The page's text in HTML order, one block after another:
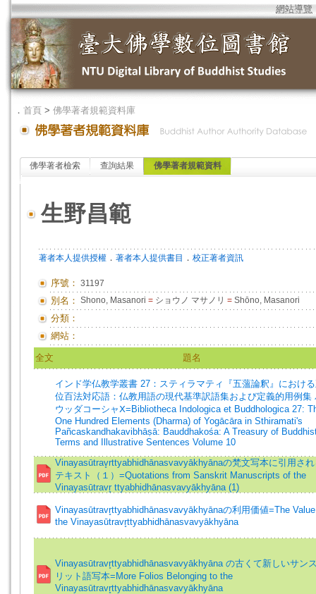
網站導覽
． 首頁 > 佛學著者規範資料庫
佛學著者檢索 查詢結果 佛學著者規範資料
生野昌範
著者本人提供授權 ． 著者本人提供書目 ． 校正著者資訊
序號： 31197
別名： Shono, Masanori = ショウノ マサノリ = Shōno, Masanori
分類：
網站：
全文 題名
インド学仏教学叢書 27：スティラマティ『五薀論釈』におけ
位百法対応語：仏教用語の現代基準訳語集および定義的用例集
ウッダコーシャⅩ=Bibliotheca Indologica et Buddhologica 27:
One Hundred Elements (Dharma) of Yogācāra in Sthiramati's
Pañcaskandhakavibhāṣā: Bauddhakośa: A Treasury of
Terms and Illustrative Sentences Volume 10
Vinayasūtrav̥rttyabhidhānasvavyākhyānaの梵文写本に引用さ
テキスト（１）=Quotations from Sanskrit Manuscripts of the
Vinayasūtravr̥ ttyabhidhānasvavyākhyāna (1)
Vinayasūtravr̥ttyabhidhānasvavyākhyānaの利用価値=The
the Vinayasūtravr̥ttyabhidhānasvavyākhyāna
Vinayasūtravr̥ttyabhidhānasvavyākhyāna の古くて新しいサン
リット語写本=More Folios Belonging to the
Vinayasūtravr̥ttyabhidhānasvavyākhyāna